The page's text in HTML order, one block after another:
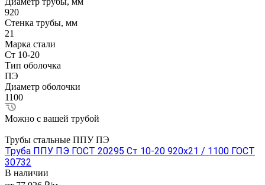
920
Стенка трубы, мм
21
Марка стали
Ст 10-20
Тип оболочка
ПЭ
Диаметр оболочки
1100
Можно с вашей трубой
Трубы стальные ППУ ПЭ
Труба ППУ ПЭ ГОСТ 20295 Ст 10-20 920x21 / 1100 ГОСТ
30732
В наличии